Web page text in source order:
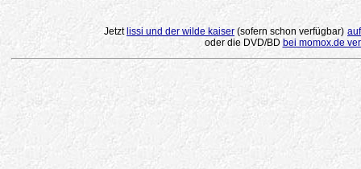
Jetzt lissi und der wilde kaiser (sofern schon verfügbar)
oder die DVD/BD bei momox.de